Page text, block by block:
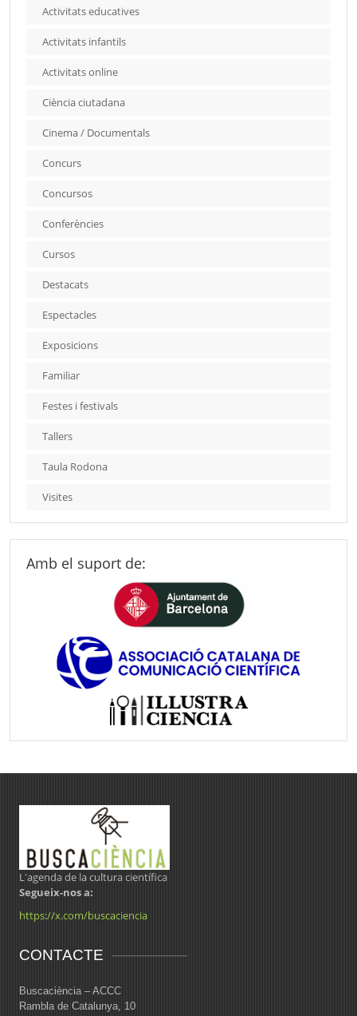
Activitats educatives
Activitats infantils
Activitats online
Ciència ciutadana
Cinema / Documentals
Concurs
Concursos
Conferències
Cursos
Destacats
Espectacles
Exposicions
Familiar
Festes i festivals
Tallers
Taula Rodona
Visites
Amb el suport de:
L'agenda de la cultura científica
Segueix-nos a:
https://x.com/buscaciencia
CONTACTE
Buscaciència – ACCC
Rambla de Catalunya, 10